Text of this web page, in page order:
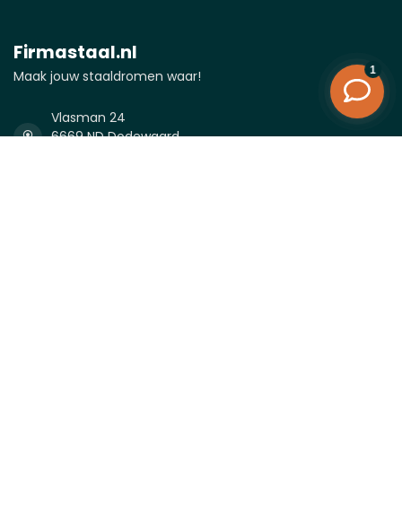
Firmastaal.nl
Maak jouw staaldromen waar!
Vlasman 24
6669 ND Dodewaard